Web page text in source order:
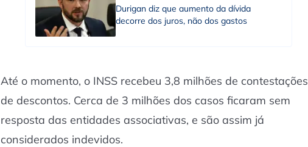
Durigan diz que aumento da dívida
decorre dos juros, não dos gastos
Até o momento, o INSS recebeu 3,8 milhões de contestações
de descontos. Cerca de 3 milhões dos casos ficaram sem
resposta das entidades associativas, e são assim já
considerados indevidos.